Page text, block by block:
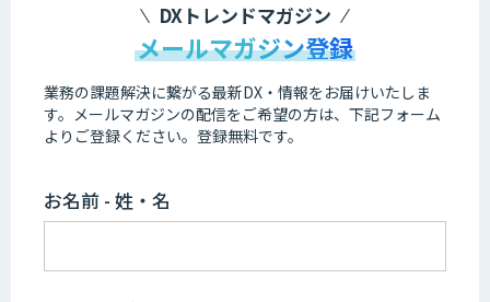
DXトレンドマガジン
メールマガジン登録
業務の課題解決に繋がる最新DX・情報をお届けいたしま
す。 メールマガジンの配信をご希望の方は、下記フォーム
よりご登録ください。登録無料です。
お名前 - 姓・名